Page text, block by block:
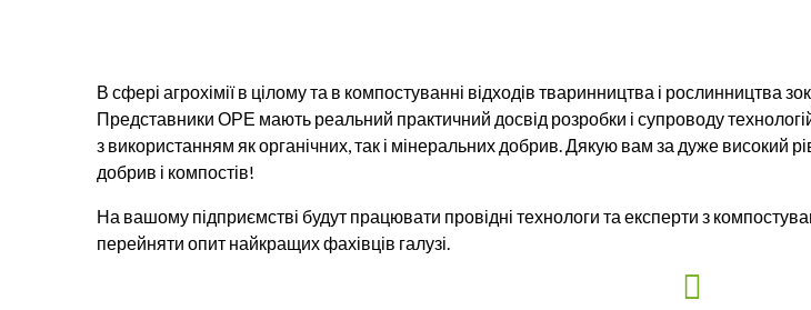
В сфері агрохімії в цілому та в компостуванні відходів тваринництва і
Представники ОРЕ мають реальний практичний досвід розробки і супроводу
з використанням як органічних, так і мінеральних добрив. Дякую вам за дуже високий
добрив і компостів!
На вашому підприємстві будут працювати провідні технологи та експерти з
перейняти опит найкращих фахівців галузі.